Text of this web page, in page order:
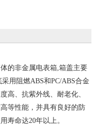
的非金属电表箱,箱盖主要
用阻燃ABS和PC/ABS合金
高、抗紫外线、耐老化、
等性能，并具有良好的防
寿命达20年以上。